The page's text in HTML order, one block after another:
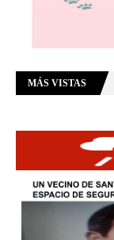
MÁS VISTAS